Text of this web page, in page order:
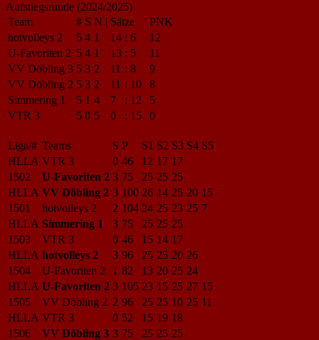
Aufstiegsrunde (2024/2025)
Team
# S N | Sätze | PNK
hotvolleys 2
5 4 1 14 : 6
12
U-Favoriten 2 5 4 1 13 : 5
11
VV Döbling 3 5 3 2 11 : 8
9
VV Döbling 2 5 3 2 11 : 10
8
Simmering 1
5 1 4 7 : 12
5
VTR 3
5 0 5 0 : 15 0
Liga/# Teams S P S1 S2 S3 S4 S5
HLLA VTR 3 0 46 12 17 17
1502
U-Favoriten 2 3 75 25 25 25
HLLA VV Döbling 2 3 100 26 14 25 20 15
1501
hotvolleys 2 2 104 24 25 23 25 7
HLLA Simmering 1 3 75 25 25 25
1503
VTR 3 0 46 15 14 17
HLLA hotvolleys 2 3 96 25 25 20 26
1504
U-Favoriten 2 1 82 13 20 25 24
HLLA U-Favoriten 2 3 105 23 15 25 27 15
1505
VV Döbling 2 2 96 25 25 10 25 11
HLLA VTR 3 0 52 15 19 18
1506
VV Döbling 3 3 75 25 25 25